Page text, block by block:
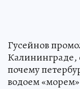
Гусейнов
Калининграде,
почему
водоем